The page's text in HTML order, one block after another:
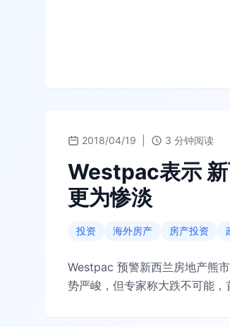
2018/04/19 3 分钟阅读
Westpac表示 新
更为惨淡
投资 海外房产 房产投资
Westpac 预警新西兰房地产熊
势严峻，但专家称大跌不可能，